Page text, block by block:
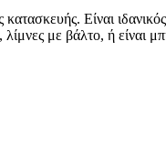
Είναι
με βάλτο, ή είναι